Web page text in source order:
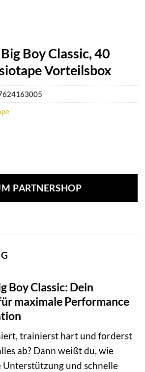
Boy Classic, 40
Vorteilsbox
PARTNERSHOP
Boy Classic: Dein
maximale Performance
trainierst hart und forderst
ab? Dann weißt du, wie
und schnelle